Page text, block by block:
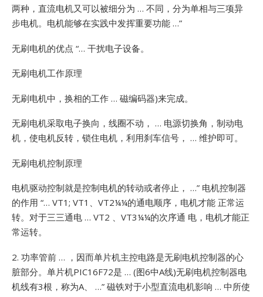
两种，直流电机又可以被细分为 … 不同，分为单相与三项异
步电机。电机能够在实践中发挥重要功能 …”
无刷电机的优点 “… 干扰电子设备。
无刷电机工作原理
无刷电机中，换相的工作 … 磁编码器)来完成。
无刷电机采取电子换向，线圈不动， … 电源切换角，制动电
机，使电机反转，锁住电机，利用刹车信号， … 维护即可。
无刷电机控制原理
电机驱动控制就是控制电机的转动或者停止， …” 电机控制器
的作用 “… VT1; VT1、VT2¼¼的通电顺序，电机才能 正常运
转。对于三三通电 … VT2 、VT3¼¼的次序通 电，电机才能正
常运转。
2. 功率管前 … ，因而单片机主控电路是无刷电机控制器的心
脏部分。单片机PIC16F72是 … (图6中A线)无刷电机控制器电
机线有3根，称为A、 …” 磁铁对于小型直流电机影响 … 中所使